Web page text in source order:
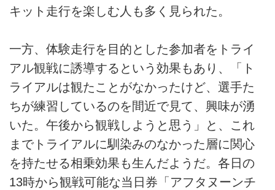
キット走行を楽しむ人も多く見られた。
一方、体験走行を目的とした参加者をトライ
アル観戦に誘導するという効果もあり、「ト
ライアルは観たことがなかったけど、選手た
ちが練習しているのを間近で見て、興味が湧
いた。午後から観戦しようと思う」と、これ
までトライアルに馴染みのなかった層に関心
を持たせる相乗効果も生んだようだ。各日の
13時から観戦可能な当日券「アフタヌーンチ